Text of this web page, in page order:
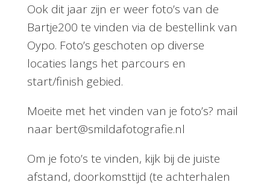
Ook dit jaar zijn er weer foto’s van de
Bartje200 te vinden via de bestellink van
Oypo. Foto’s geschoten op diverse
locaties langs het parcours en
start/finish gebied.
Moeite met het vinden van je foto’s? mail
naar bert@smildafotografie.nl
Om je foto’s te vinden, kijk bij de juiste
afstand, doorkomsttijd (te achterhalen